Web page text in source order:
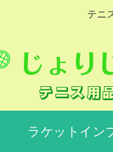
テニ
ラケットイン